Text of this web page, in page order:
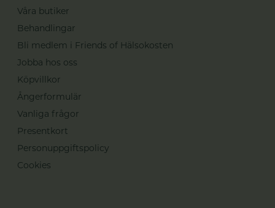
Våra butiker
Behandlingar
Bli medlem i Friends of Hälsokosten
Jobba hos oss
Köpvillkor
Ångerformulär
Vanliga frågor
Presentkort
Personuppgiftspolicy
Cookies